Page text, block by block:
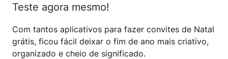
Teste agora mesmo!
Com tantos aplicativos para fazer convites de Natal
grátis, ficou fácil deixar o fim de ano mais criativo,
organizado e cheio de significado.